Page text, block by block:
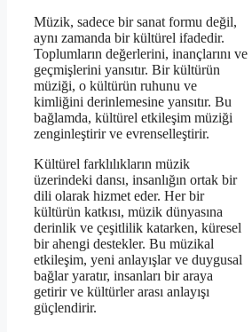
Müzik, sadece bir sanat formu değil,
aynı zamanda bir kültürel ifadedir.
Toplumların değerlerini, inançlarını ve
geçmişlerini yansıtır. Bir kültürün
müziği, o kültürün ruhunu ve
kimliğini derinlemesine yansıtır. Bu
bağlamda, kültürel etkileşim müziği
zenginleştirir ve evrenselleştirir.
Kültürel farklılıkların müzik
üzerindeki dansı, insanlığın ortak bir
dili olarak hizmet eder. Her bir
kültürün katkısı, müzik dünyasına
derinlik ve çeşitlilik katarken, küresel
bir ahengi destekler. Bu müzikal
etkileşim, yeni anlayışlar ve duygusal
bağlar yaratır, insanları bir araya
getirir ve kültürler arası anlayışı
güçlendirir.